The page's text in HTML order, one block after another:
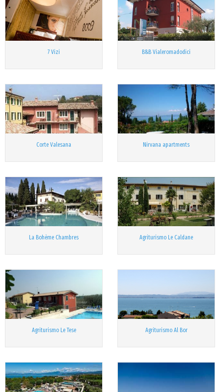
7 Vizi B&B Vialeromadodici
Corte Valesana Nirvana apartments
La Bohème Chambres Agriturismo Le Caldane
Agriturismo Le Tese Agriturismo Al Bor